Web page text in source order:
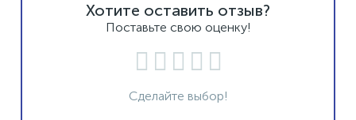
Хотите оставить отзыв?
Поставьте свою оценку!
Сделайте выбор!